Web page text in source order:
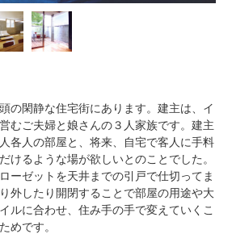
の閑静な住宅街にあります。建主は、イ
むご夫婦と娘さんの３人家族です。建主
各人の部屋と、将来、自宅で客人に手料
けるような場が欲しいとのことでした。
ーゼットを天井までの引戸で仕切ってま
外したり開閉することで部屋の用途や大
ルに合わせ、住み手の手で変えていくこ
めです。